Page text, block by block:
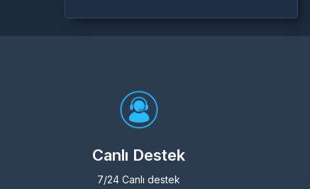
Canlı Destek
7/24 Canlı destek